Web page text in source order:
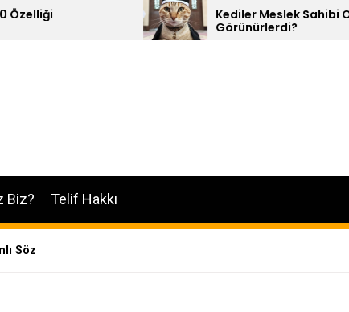
Kediler Meslek Sahibi Olsalar Nasıl
Görünürlerdi?
Biz? Telif Hakkı
Söz